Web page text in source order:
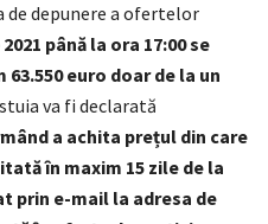
de depunere a ofertelor
până la ora 17:00 se
euro doar de la un
va fi declarată
a achita prețul din care
în maxim 15 zile de la
prin e-mail la adresa de